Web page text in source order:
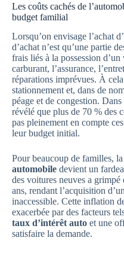
Les coûts cachés de
budget familial
Lorsqu’on envisage l’achat
d’achat n’est qu’une partie
frais liés à la possession
carburant, l’assurance,
réparations imprévues. À
stationnement et, dans de
péage et de congestion.
révélé que plus de 70 % des
pas pleinement en compte
leur budget initial.
Pour beaucoup de familles,
automobile devient un
des voitures neuves a
ans, rendant l’acquisition
inaccessible. Cette inflation
exacerbée par des facteurs
taux d’intérêt auto et une
satisfaire la demande.